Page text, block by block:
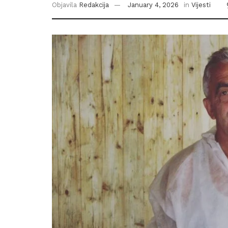
Objavila Redakcija January 4, 2026 in Vijesti